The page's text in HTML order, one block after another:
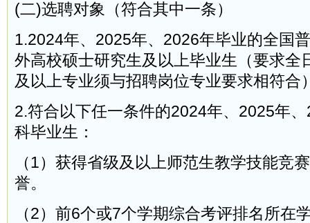
(二)选聘对象（符合其中一条）
1.2024年、2025年、2026年毕业的全国
外高校硕士研究生及以上毕业生（要求全
及以上专业须与招聘岗位专业要求相符合
2.符合以下任一条件的2024年、2025年
科毕业生：
（1）获得省级及以上师范生教学技能竞
誉。
（2）前6个或7个学期综合考评排名所在